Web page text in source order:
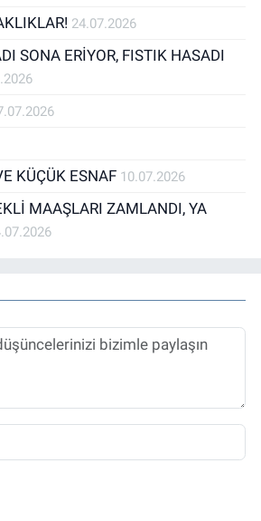
24.07.2026
SONA ERİYOR, FISTIK HASADI
KÜÇÜK ESNAF 10.07.2026
MAAŞLARI ZAMLANDI, YA